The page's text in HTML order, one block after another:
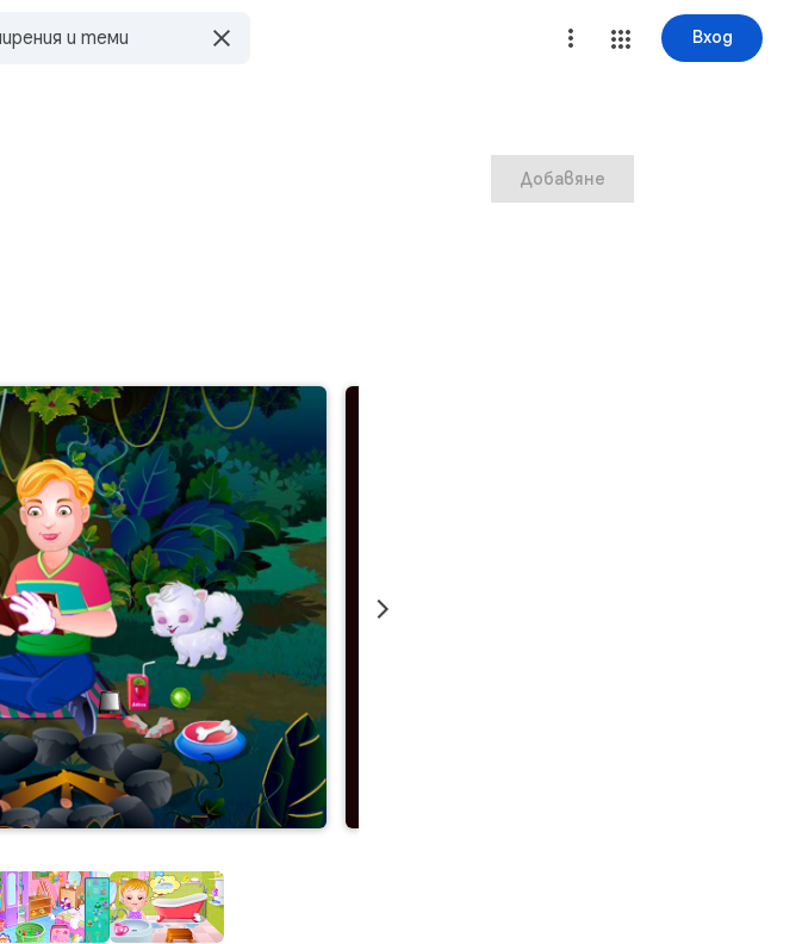
Вход
Добавяне